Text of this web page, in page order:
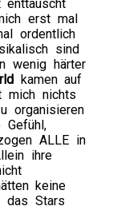
erst mal
ordentlich
sind
wenig härter
kamen auf
mich nichts
organisieren
ALLE in
ihre
keine
das Stars